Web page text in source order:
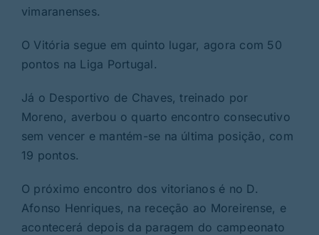
vimaranenses.
O Vitória segue em quinto lugar, agora com 50
pontos na Liga Portugal.
Já o Desportivo de Chaves, treinado por
Moreno, averbou o quarto encontro consecutivo
sem vencer e mantém-se na última posição, com
19 pontos.
O próximo encontro dos vitorianos é no D.
Afonso Henriques, na receção ao Moreirense, e
acontecerá depois da paragem do campeonato